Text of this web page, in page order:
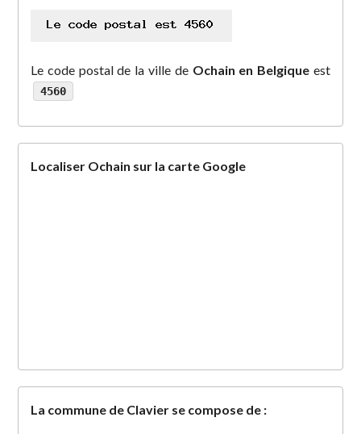
Le code postal de la ville de Ochain en Belgique est
4560
Localiser Ochain sur la carte Google
La commune de Clavier se compose de :